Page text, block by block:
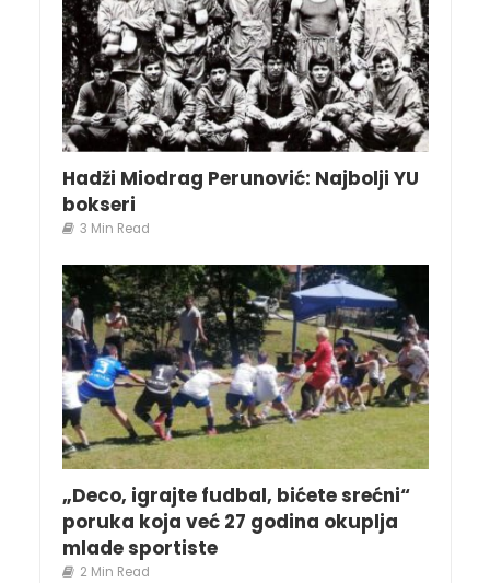
Hadži Miodrag Perunović: Najbolji YU
bokseri
3 Min Read
„Deco, igrajte fudbal, bićete srećni“
poruka koja već 27 godina okuplja
mlade sportiste
2 Min Read